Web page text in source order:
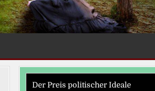
Der Preis politischer Ideale